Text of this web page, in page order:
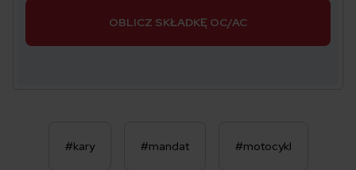
OBLICZ SKŁADKĘ OC/AC
#kary #mandat #motocykl